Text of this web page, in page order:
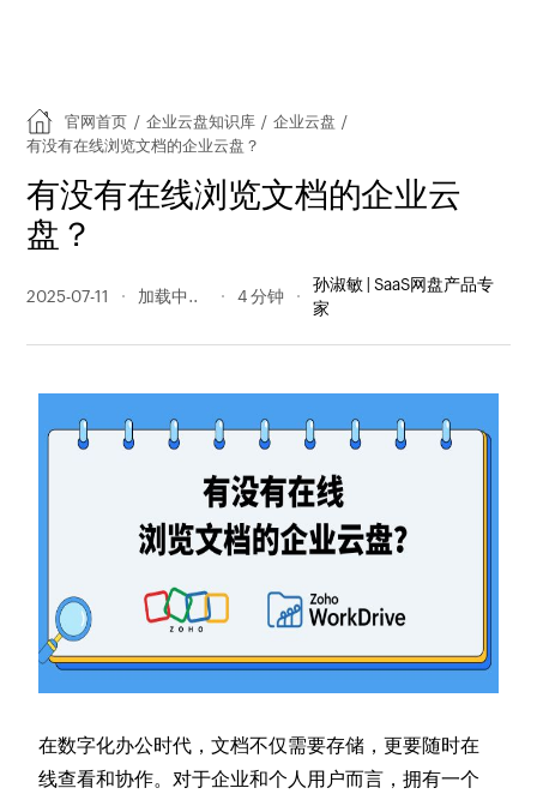
官网首页 / 企业云盘知识库 / 企业云盘 /
有没有在线浏览文档的企业云盘？
有没有在线浏览文档的企业云
盘？
2025-07-11 81 阅读量 4 分钟
孙淑敏 | SaaS网盘产品专
家
在数字化办公时代，文档不仅需要存储，更要随时在
线查看和协作。对于企业和个人用户而言，拥有一个